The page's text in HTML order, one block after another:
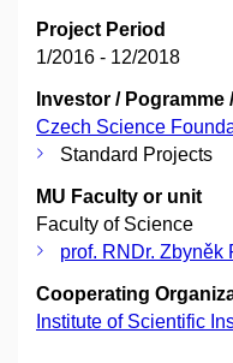
Project Period
1/2016 - 12/2018
Investor / Pogramme
Czech Science
Standard Projects
MU Faculty or unit
Faculty of Science
prof. RNDr. Zbyněk
Cooperating
Institute of Scientific